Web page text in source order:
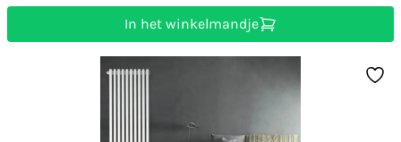
In het winkelmandje